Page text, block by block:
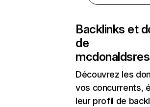
Backlinks et
de
Découvrez les
vos concurrents,
leur profil de